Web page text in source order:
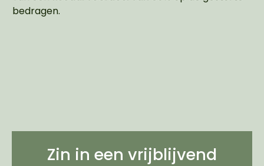
bedragen.
Zin in een vrijblijvend